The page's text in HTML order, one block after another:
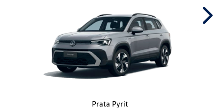
Prata Pyrit